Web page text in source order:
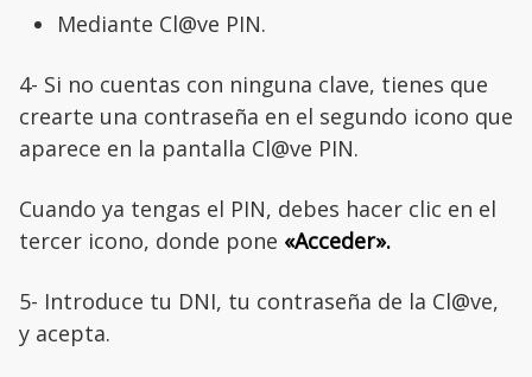
Mediante Cl@ve PIN.
4- Si no cuentas con ninguna clave, tienes que
crearte una contraseña en el segundo icono que
aparece en la pantalla Cl@ve PIN.
Cuando ya tengas el PIN, debes hacer clic en el
tercer icono, donde pone «Acceder».
5- Introduce tu DNI, tu contraseña de la Cl@ve,
y acepta.